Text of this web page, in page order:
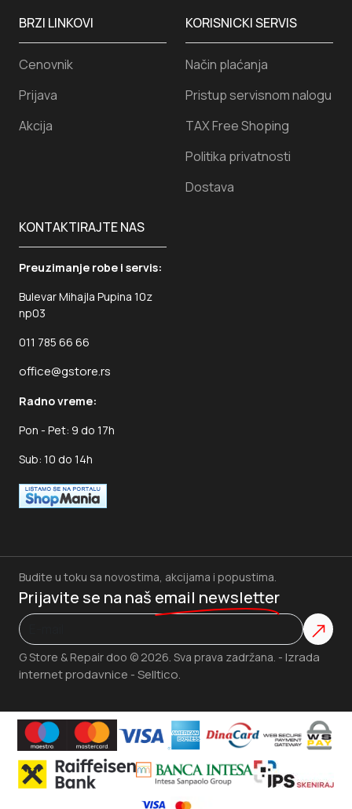
KORISNICKI SERVIS
Način plaćanja
Pristup servisnom nalogu
TAX Free Shoping
Politika privatnosti
Dostava
KONTAKTIRAJTE NAS
Preuzimanje robe i servis:
Bulevar Mihajla Pupina 10z
np03
011 785 66 66
office@gstore.rs
Radno vreme:
Pon - Pet: 9 do 17h
Sub: 10 do 14h
BRZI LINKOVI
Cenovnik
Prijava
Akcija
G Store & Repair doo © 2026. Sva prava zadržana. - Izrada
internet prodavnice - Selltico.
Budite u toku sa novostima, akcijama i popustima.
Prijavite se na naš email newsletter